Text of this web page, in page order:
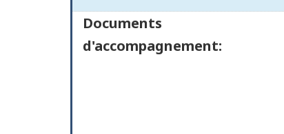
Documents
d'accompagnement: